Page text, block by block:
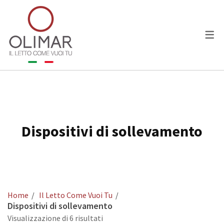
LETTI
Essential
PERSONALIZZAZIONI
Dispositivi di sollevamento
Home Il Letto Come Vuoi Tu
Dispositivi di sollevamento
Visualizzazione di 6 risultati